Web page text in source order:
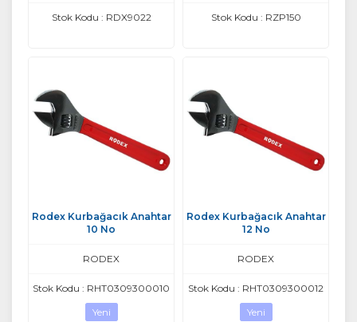
Stok Kodu : RDX9022 Stok Kodu : RZP150
Rodex Kurbağacık Anahtar
10 No
RODEX
Stok Kodu : RHT0309300010
Yeni
Rodex Kurbağacık Anahtar
12 No
RODEX
Stok Kodu : RHT0309300012
Yeni